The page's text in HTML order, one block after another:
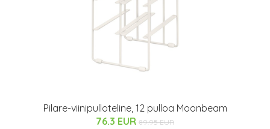
Pilare-viinipulloteline, 12 pulloa Moonbeam
76.3 EUR 89.95 EUR